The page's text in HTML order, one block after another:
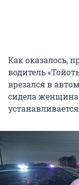
Как оказалось,
водитель
врезался в
сидела